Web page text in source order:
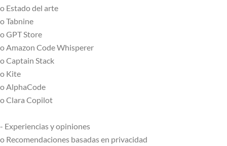
o Estado del arte
o Tabnine
o GPT Store
o Amazon Code Whisperer
o Captain Stack
o Kite
o AlphaCode
o Clara Copilot
- Experiencias y opiniones
o Recomendaciones basadas en privacidad